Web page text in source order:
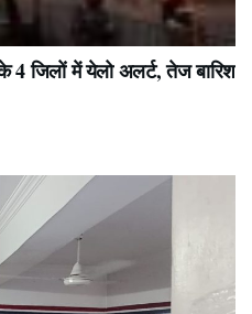
जिलों में येलो अलर्ट, तेज बारिश